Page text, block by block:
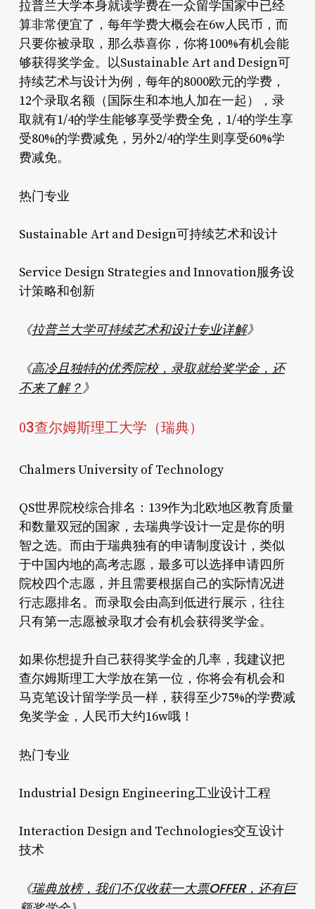
拉普兰大学本身就读学费在一众留学国家中已经
算非常便宜了，每年学费大概会在6w人民币，而
只要你被录取，那么恭喜你，你将100%有机会能
够获得奖学金。以Sustainable Art and Design可
持续艺术与设计为例，每年的8000欧元的学费，
12个录取名额（国际生和本地人加在一起），录
取就有1/4的学生能够享受学费全免，1/4的学生享
受80%的学费减免，另外2/4的学生则享受60%学
费减免。
热门专业
Sustainable Art and Design可持续艺术和设计
Service Design Strategies and Innovation服务设
计策略和创新
《拉普兰大学可持续艺术和设计专业详解》
《高冷且独特的优秀院校，录取就给奖学金，还
不来了解？》
03查尔姆斯理工大学（瑞典）
Chalmers University of Technology
QS世界院校综合排名：139作为北欧地区教育质量
和数量双冠的国家，去瑞典学设计一定是你的明
智之选。而由于瑞典独有的申请制度设计，类似
于中国内地的高考志愿，最多可以选择申请四所
院校四个志愿，并且需要根据自己的实际情况进
行志愿排名。而录取会由高到低进行展示，往往
只有第一志愿被录取才会有机会获得奖学金。
如果你想提升自己获得奖学金的几率，我建议把
查尔姆斯理工大学放在第一位，你将会有机会和
马克笔设计留学学员一样，获得至少75%的学费减
免奖学金，人民币大约16w哦！
热门专业
Industrial Design Engineering工业设计工程
Interaction Design and Technologies交互设计
技术
《瑞典放榜，我们不仅收获一大票OFFER，还有巨